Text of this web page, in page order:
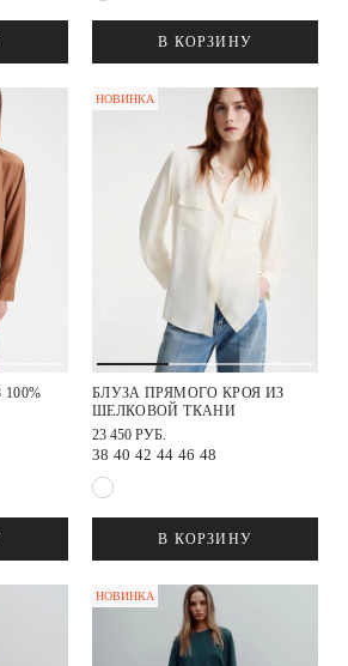
В КОРЗИНУ
НОВИНКА
БЛУЗА ПРЯМОГО КРОЯ ИЗ
ШЕЛКОВОЙ ТКАНИ
23 450 РУБ.
38 40 42 44 46 48
В КОРЗИНУ
НОВИНКА